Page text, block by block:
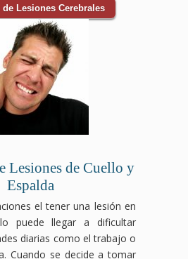
Lesiones Cerebrales
Lesiones de Cuello y
Espalda
el tener una lesión en
puede llegar a dificultar
diarias como el trabajo o
Cuando se decide a tomar